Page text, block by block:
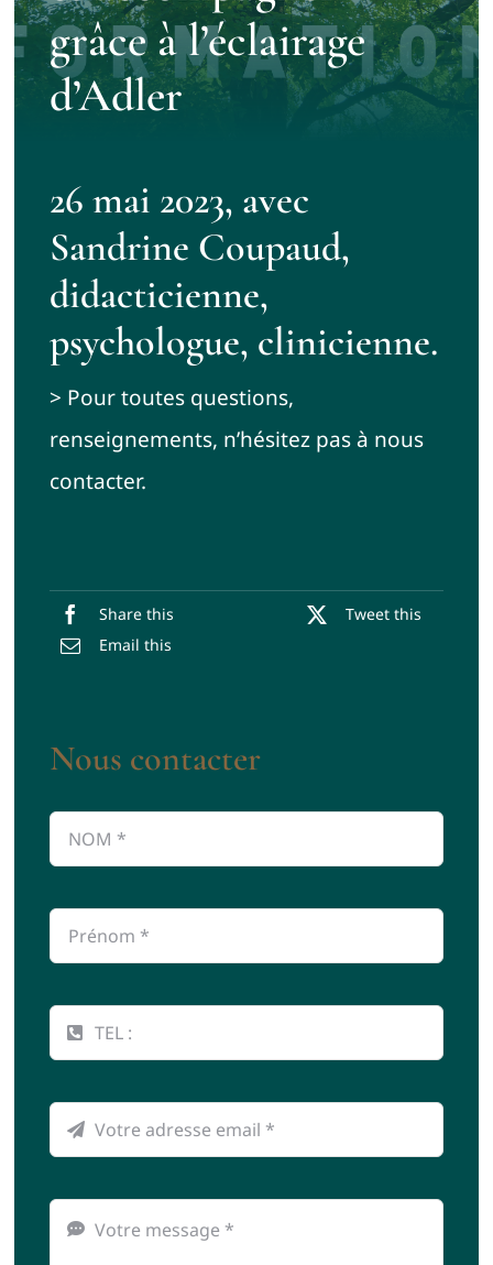
Contact
grâce à l’éclairage
d’Adler
26 mai 2023, avec
Sandrine Coupaud,
didacticienne,
psychologue, clinicienne.
> Pour toutes questions,
renseignements, n’hésitez pas à nous
contacter.
Share this
Tweet this
Email this
Nous contacter